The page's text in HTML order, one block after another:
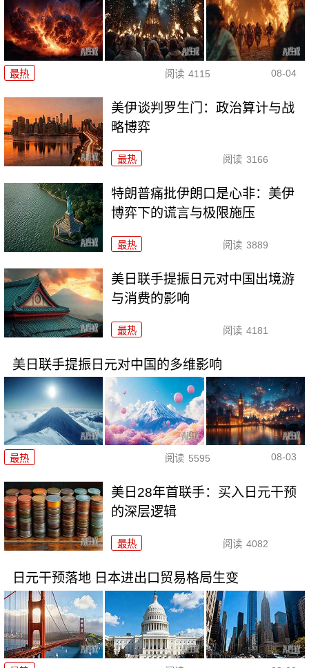
最热 阅读 4115 08-04
美伊谈判罗生门：政治算计与战
略博弈
最热 阅读 3166
特朗普痛批伊朗口是心非：美伊
博弈下的谎言与极限施压
最热 阅读 3889
美日联手提振日元对中国出境游
与消费的影响
最热 阅读 4181
美日联手提振日元对中国的多维影响
最热 阅读 5595 08-03
美日28年首联手：买入日元干预
的深层逻辑
最热 阅读 4082
日元干预落地 日本进出口贸易格局生变